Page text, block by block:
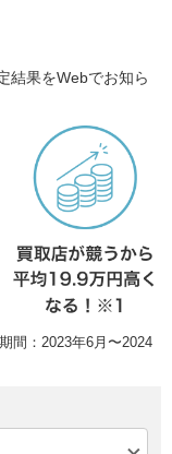
結果をWebでお知ら
間：2023年6月〜2024